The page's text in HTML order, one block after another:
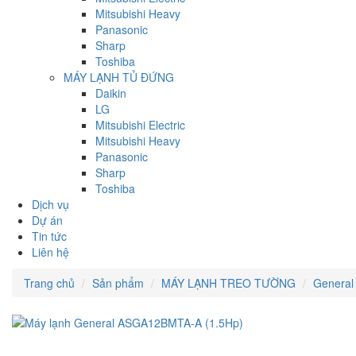
Mitsubishi Heavy
Panasonic
Sharp
Toshiba
MÁY LẠNH TỦ ĐỨNG
Daikin
LG
Mitsubishi Electric
Mitsubishi Heavy
Panasonic
Sharp
Toshiba
Dịch vụ
Dự án
Tin tức
Liên hệ
Trang chủ
Sản phẩm MÁY LẠNH TREO TƯỜNG General